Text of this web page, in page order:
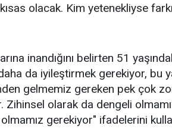
kısas olacak. Kim yetenekliyse
inandığını belirten 51
da iyileştirmek gerekiyor, bu
gelmemiz gereken pek çok
Zihinsel olarak da dengeli
olmamız gerekiyor" ifadelerini